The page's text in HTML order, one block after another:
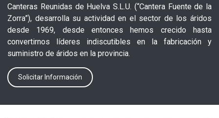
Canteras Reunidas de Huelva S.L.U. (“Cantera Fuente de la
Zorra”), desarrolla su actividad en el sector de los áridos
desde 1969, desde entonces hemos crecido hasta
convertirnos líderes indiscutibles en la fabricación y
suministro de áridos en la provincia.
Solicitar Información